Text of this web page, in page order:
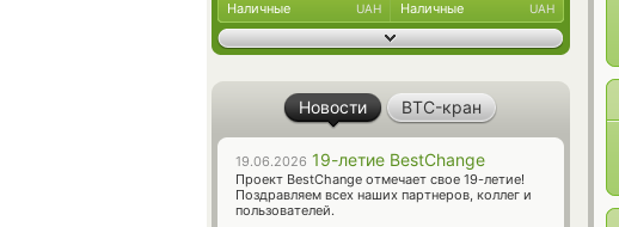
Наличные UAH Наличные UAH
Новости BTC-кран
19.06.2026 19-летие BestChange
Проект BestChange отмечает свое 19-летие!
Поздравляем всех наших партнеров, коллег и
пользователей.